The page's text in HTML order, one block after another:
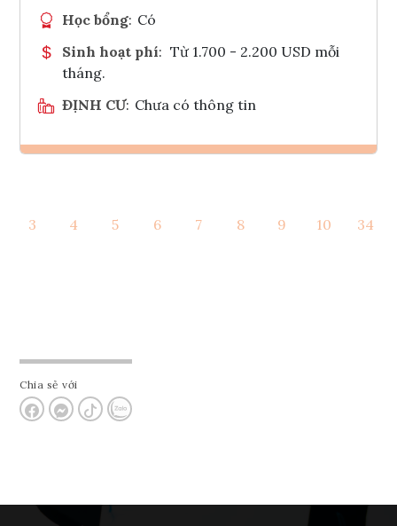
Học bổng: Có
Sinh hoạt phí: Từ 1.700 - 2.200 USD mỗi
tháng.
ĐỊNH CƯ: Chưa có thông tin
Tham vấn Interlink
3 4 5 6 7 8 9 10 34
Chia sẻ với